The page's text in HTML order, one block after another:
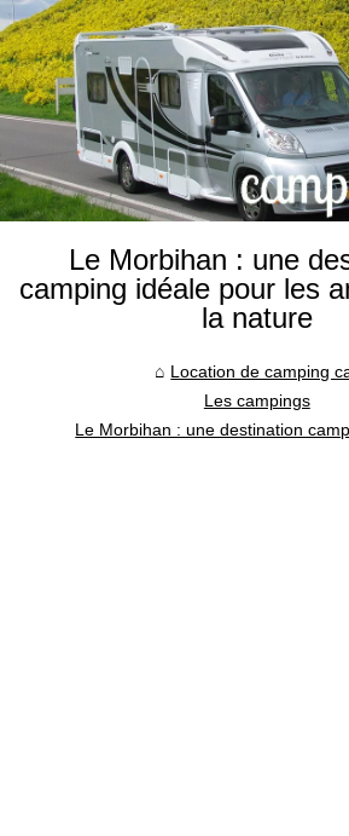
Le Morbihan : une
camping idéale pour les
la nature
Location de camping
Les campings
Le Morbihan : une destination